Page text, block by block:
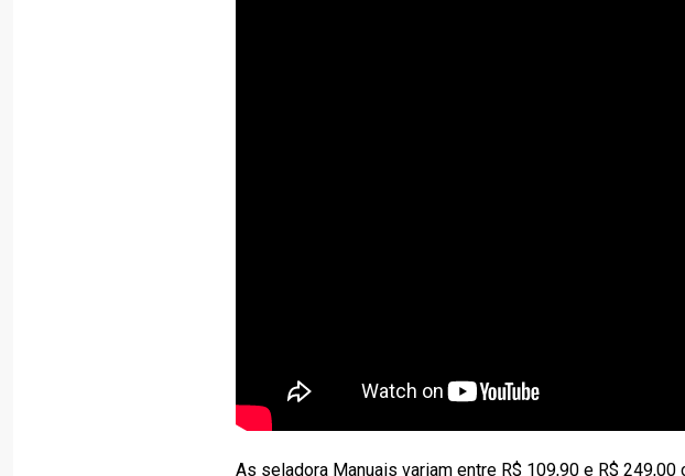
As seladora Manuais variam entre R$ 109,90 e R$